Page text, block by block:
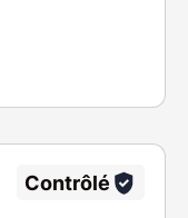
Contrôlé